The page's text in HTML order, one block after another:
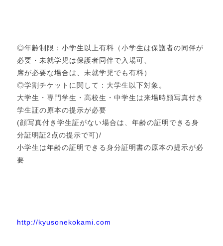
◎年齢制限：小学生以上有料（小学生は保護者の同伴が
必要・未就学児は保護者同伴で入場可、
席が必要な場合は、未就学児でも有料）
◎学割チケットに関して：大学生以下対象。
大学生・専門学生・高校生・中学生は来場時顔写真付き
学生証の原本の提示が必要
(顔写真付き学生証がない場合は、年齢の証明できる身
分証明証2点の提示で可)/
小学生は年齢の証明できる身分証明書の原本の提示が必
要
http://kyusonekokami.com